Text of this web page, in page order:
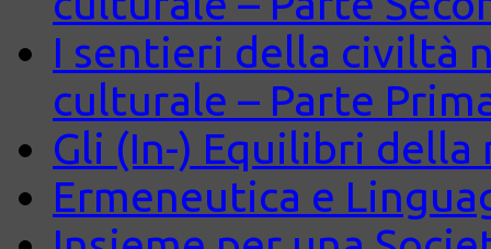
I sentieri della civiltà
culturale – Parte
Gli (In-) Equilibri della
Ermeneutica e